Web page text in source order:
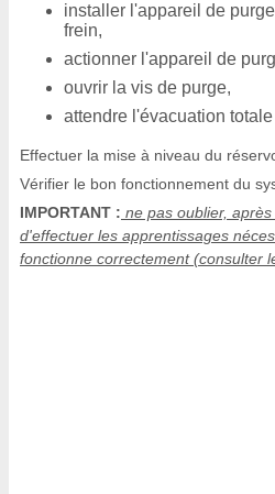
installer l'appareil de
frein,
actionner l'appareil de
ouvrir la vis de purge,
attendre l'évacuation
Effectuer la mise à niveau du
Vérifier le bon fonctionnement du
IMPORTANT : ne pas oublier,
d'effectuer les apprentissages
fonctionne correctement (consulter